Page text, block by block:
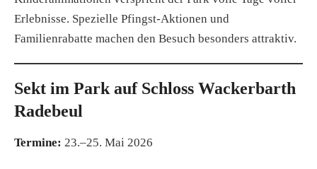
Erlebnisse. Spezielle Pfingst-Aktionen und
Familienrabatte machen den Besuch besonders attraktiv.
Sekt im Park auf Schloss Wackerbarth
Radebeul
Termine: 23.–25. Mai 2026